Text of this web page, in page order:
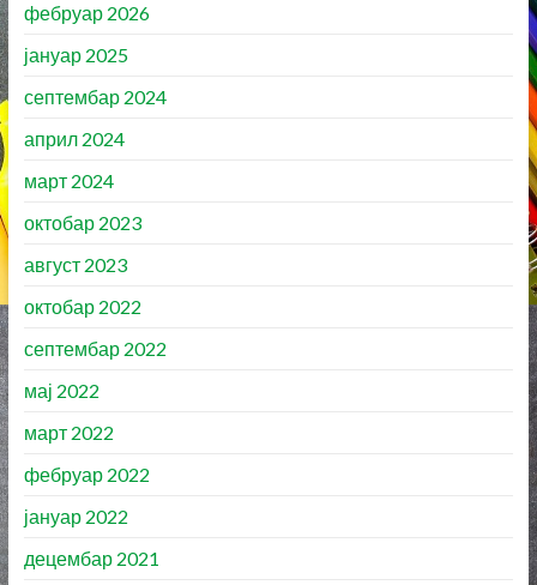
фебруар 2026
јануар 2025
септембар 2024
април 2024
март 2024
октобар 2023
август 2023
октобар 2022
септембар 2022
мај 2022
март 2022
фебруар 2022
јануар 2022
децембар 2021